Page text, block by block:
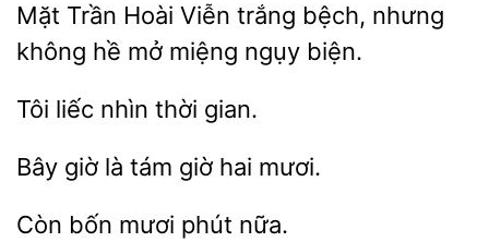
Trần Hoài Viễn trắng bệch, nhưng
không hề
ngụy biện.
thời gian.
Bây là tám hai
Còn nữa.